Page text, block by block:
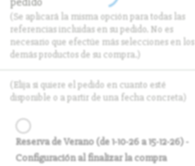
(Se aplicará la misma opción para todas las
referencias incluidas en su pedido. No es
necesario que efectúe más selecciones en los
demás productos de su compra.)
(Elija si quiere el pedido en cuanto esté
disponible o a partir de una fecha concreta)
Reserva de Verano (de 1-10-26 a 15-12-26) -
Configuración al finalizar la compra